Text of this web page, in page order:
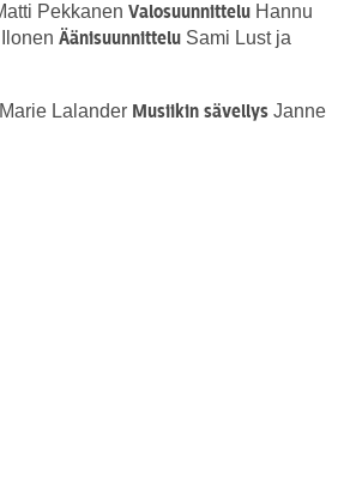
Pekkanen Valosuunnittelu Hannu
Äänisuunnittelu Sami Lust ja
Lalander Musiikin sävellys Janne